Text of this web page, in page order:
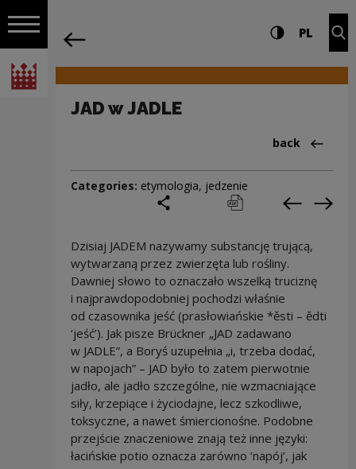
Open navigation
National Centre for Culture Poland
Navigation Settings and search
High contrast
PL
JAD w JADLE
Back
back
Categories: etymologia, jedzenie
print pobierz Previous
Dzisiaj JADEM nazywamy substancję trującą,
wytwarzaną przez zwierzęta lub rośliny.
Dawniej słowo to oznaczało wszelką truciznę
i najprawdopodobniej pochodzi właśnie
od czasownika jeść (prasłowiańskie *ěsti – ědti
‘jeść’). Jak pisze Brückner „JAD zadawano
w JADLE”, a Boryś uzupełnia „i, trzeba dodać,
w napojach” – JAD było to zatem pierwotnie
jadło, ale jadło szczególne, nie wzmacniające
siły, krzepiące i życiodajne, lecz szkodliwe,
toksyczne, a nawet śmiercionośne. Podobne
przejście znaczeniowe znają też inne języki:
łacińskie potio oznacza zarówno ‘napój’, jak